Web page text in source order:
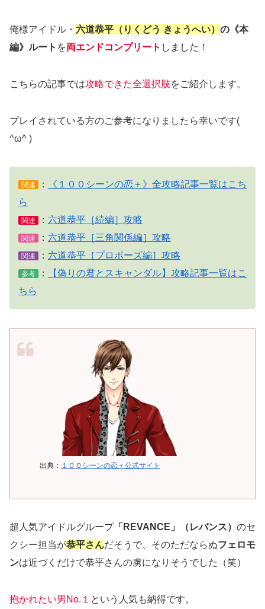
俺様アイドル・ 六道恭平（りくどう きょうへい） の《本
編》ルート を両エンドコンプリート しました！
こちらの記事では攻略できた全選択肢をご紹介します。
プレイされている方のご参考になりましたら幸いです(
^ω^ )
関連 ：
《１００シーンの恋＋》全攻略記事一覧はこち
ら
関連 ： 六道恭平［続編］攻略
関連 ： 六道恭平［三角関係編］攻略
関連 ： 六道恭平［プロポーズ編］攻略
参考 ：
【偽りの君とスキャンダル】攻略記事一覧はこ
ちら
出典： １００シーンの恋＋公式サイト
超人気アイドルグループ「REVANCE」（レバンス） のセ
クシー担当が恭平さんだそうで、そのただならぬフェロモ
ンは近づくだけで恭平さんの虜になりそうでした（笑）
抱かれたい男No.１ という人気も納得です。